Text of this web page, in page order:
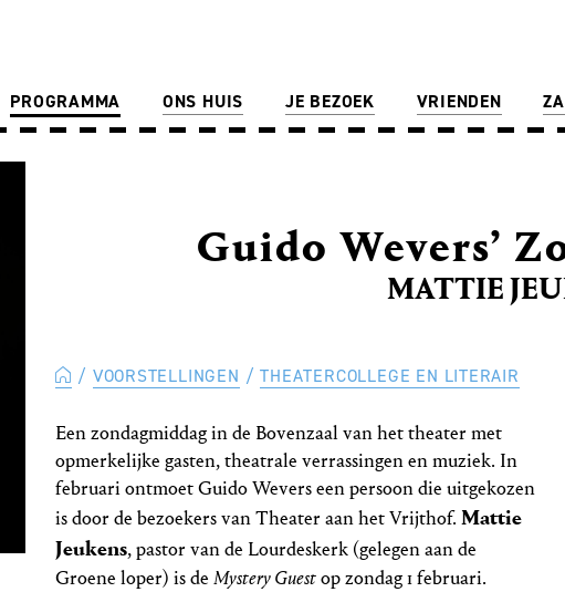
PROGRAMMA ONS HUIS JE BEZOEK VRIENDEN
MATTIE
Guido Wevers’
VOORSTELLINGEN THEATERCOLLEGE EN LITERAIR
Een zondagmiddag in de Bovenzaal van het theater met
opmerkelijke gasten, theatrale verrassingen en muziek. In
februari ontmoet Guido Wevers een persoon die uitgekozen
is door de bezoekers van Theater aan het Vrijthof.Mattie
Jeukens, pastor van de Lourdeskerk (gelegen aan de
Groene loper) is deMystery Guestop zondag 1 februari.